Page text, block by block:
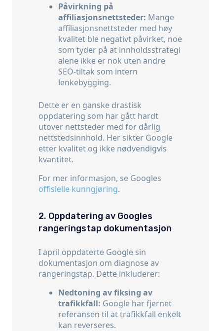
Påvirkning på
affiliasjonsnettsteder: Mange
affiliasjonsnettsteder med høy
kvalitet ble negativt påvirket, noe
som tyder på at innholdsstrategi
alene ikke er nok uten andre
SEO-tiltak som intern
lenkebygging.
Dette er en ganske drastisk
oppdatering som har gått hardt
utover nettsteder med for dårlig
nettstedsinnhold. Her sikter Google
etter kvalitet og ikke nødvendigvis
kvantitet.
For mer informasjon, se Googles
offisielle kunngjøring.
2. Oppdatering av Googles
rangeringstap dokumentasjon
I april oppdaterte Google sin
dokumentasjon om diagnose av
rangeringstap. Dette inkluderer:
Nedtoning av fiksing av
trafikkfall: Google har fjernet
referansen til at trafikkfall enkelt
kan reverseres.